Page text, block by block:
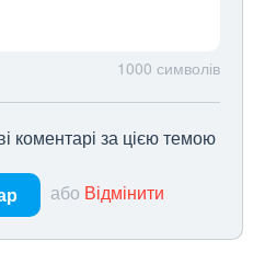
1000 символів
коментарі за цією темою
або Відмінити